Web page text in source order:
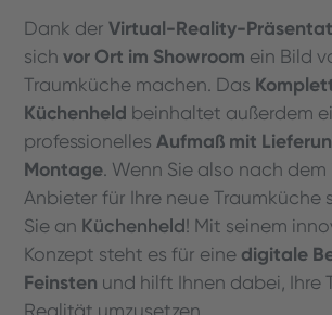
Dank derVirtual-Reality-
sichvor Ort im Showroom ein Bild
Traumküche machen. Das
Küchenheld beinhaltet außerdem
professionellesAufmaß mit
Montage. Wenn Sie also nach
Anbieter für Ihre neue Traumküche
Sie an Küchenheld! Mit seinem
Konzept steht es für eine digitale
Feinsten und hilft Ihnen dabei, Ihre